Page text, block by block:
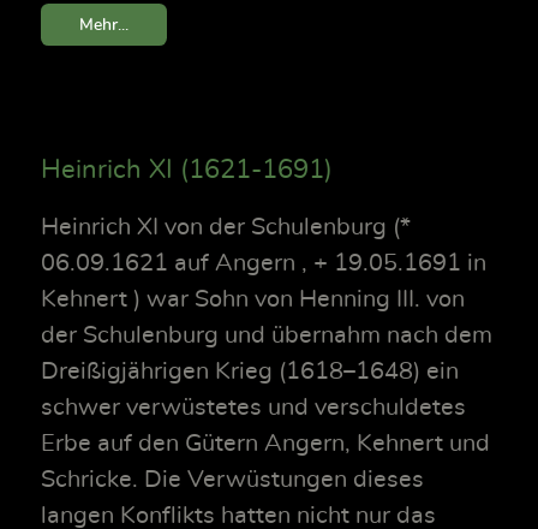
Mehr...
Heinrich XI (1621-1691)
Heinrich XI von der Schulenburg (*
06.09.1621 auf Angern , + 19.05.1691 in
Kehnert ) war Sohn von Henning III. von
der Schulenburg und übernahm nach dem
Dreißigjährigen Krieg (1618–1648) ein
schwer verwüstetes und verschuldetes
Erbe auf den Gütern Angern, Kehnert und
Schricke. Die Verwüstungen dieses
langen Konflikts hatten nicht nur das